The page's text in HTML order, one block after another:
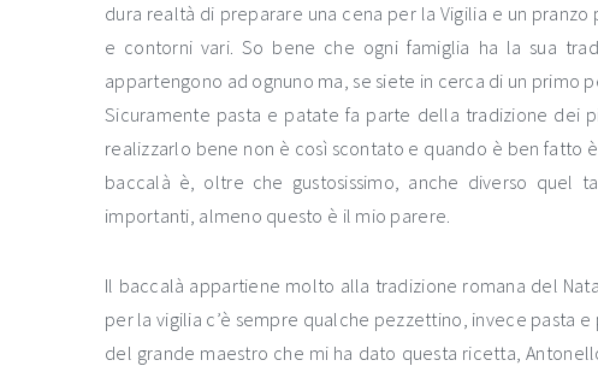
dura realtà di preparare una cena per la Vigilia e un
e contorni vari. So bene che ogni famiglia ha la sua
appartengono ad ognuno ma, se siete in cerca di un primo
Sicuramente pasta e patate fa parte della tradizione dei
realizzarlo bene non è così scontato e quando è ben fatto
baccalà è, oltre che gustosissimo, anche diverso quel
importanti, almeno questo è il mio parere.
Il baccalà appartiene molto alla tradizione romana del
per la vigilia c’è sempre qualche pezzettino, invece pasta
del grande maestro che mi ha dato questa ricetta,